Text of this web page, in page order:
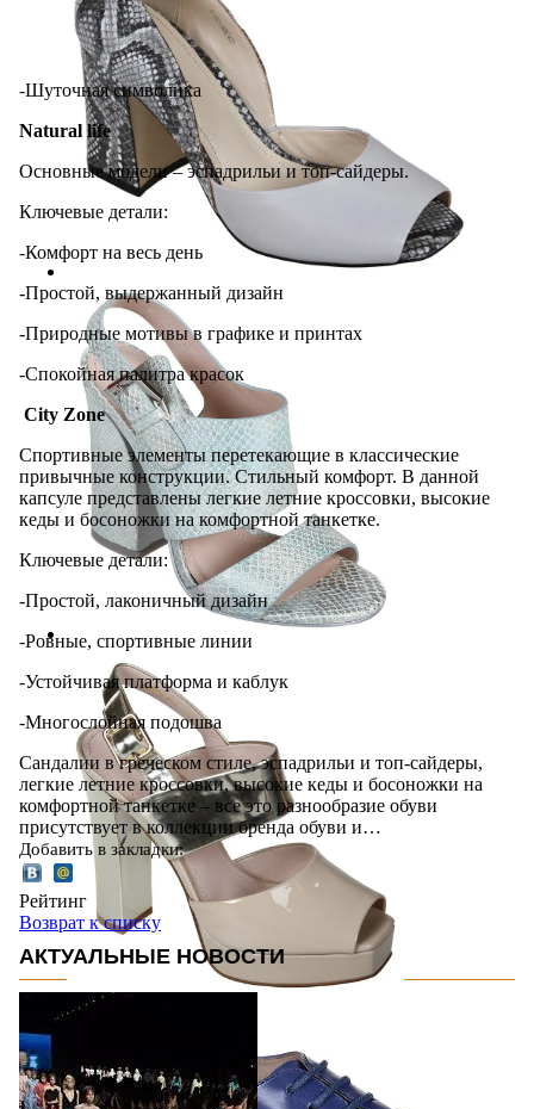
-Шуточная символика
Natural life
Основные модели – эспадрильи и топ-сайдеры.
Ключевые детали:
-Комфорт на весь день
-Простой, выдержанный дизайн
-Природные мотивы в графике и принтах
-Спокойная палитра красок
City Zone
Спортивные элементы перетекающие в классические
привычные конструкции. Стильный комфорт. В данной
капсуле представлены легкие летние кроссовки, высокие
кеды и босоножки на комфортной танкетке.
Ключевые детали:
-Простой, лаконичный дизайн
-Ровные, спортивные линии
-Устойчивая платформа и каблук
-Многослойная подошва
Сандалии в греческом стиле, эспадрильи и топ-сайдеры,
легкие летние кроссовки, высокие кеды и босоножки на
комфортной танкетке – все это разнообразие обуви
присутствует в коллекции бренда обуви и…
Добавить в закладки:
Рейтинг
Возврат к списку
АКТУАЛЬНЫЕ НОВОСТИ